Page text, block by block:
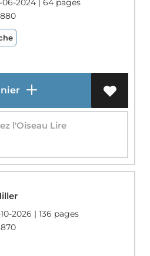
l'Oiseau Lire
2026 | 136 pages